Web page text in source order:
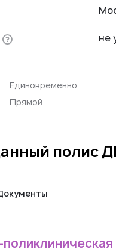
не
Единовременно
Прямой
полис